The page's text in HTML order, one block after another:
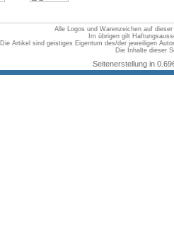
Alle Logos und Warenzeichen auf
Im übrigen gilt
Die Artikel sind geistiges Eigentum des/der jeweiligen
Die Inhalte dieser
Seitenerstellung in